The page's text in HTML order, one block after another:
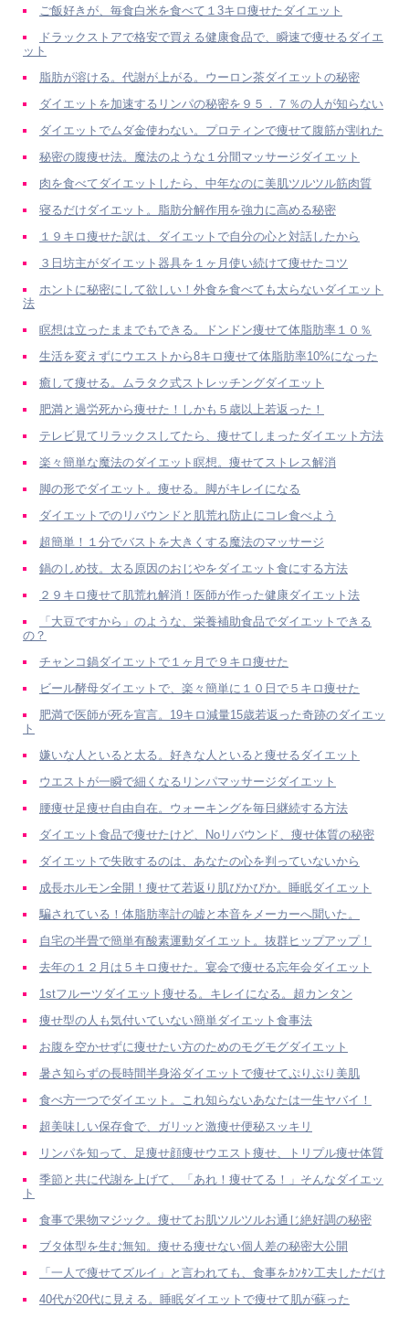
ご飯好きが、毎食白米を食べて１3キロ痩せたダイエット
ドラックストアで格安で買える健康食品で、瞬速で痩せるダイエ
ット
脂肪が溶ける。代謝が上がる。ウーロン茶ダイエットの秘密
ダイエットを加速するリンパの秘密を９５．７％の人が知らない
ダイエットでムダ金使わない。プロティンで痩せて腹筋が割れた
秘密の腹痩せ法。魔法のような１分間マッサージダイエット
肉を食べてダイエットしたら、中年なのに美肌ツルツル筋肉質
寝るだけダイエット。脂肪分解作用を強力に高める秘密
１９キロ痩せた訳は、ダイエットで自分の心と対話したから
３日坊主がダイエット器具を１ヶ月使い続けて痩せたコツ
ホントに秘密にして欲しい！外食を食べても太らないダイエット
法
瞑想は立ったままでもできる。ドンドン痩せて体脂肪率１０％
生活を変えずにウエストから8キロ痩せて体脂肪率10%になった
癒して痩せる。ムラタク式ストレッチングダイエット
肥満と過労死から痩せた！しかも５歳以上若返った！
テレビ見てリラックスしてたら、痩せてしまったダイエット方法
楽々簡単な魔法のダイエット瞑想。痩せてストレス解消
脚の形でダイエット。痩せる。脚がキレイになる
ダイエットでのリバウンドと肌荒れ防止にコレ食べよう
超簡単！１分でバストを大きくする魔法のマッサージ
鍋のしめ技。太る原因のおじやをダイエット食にする方法
２９キロ痩せて肌荒れ解消！医師が作った健康ダイエット法
「大豆ですから」のような、栄養補助食品でダイエットできる
の？
チャンコ鍋ダイエットで１ヶ月で９キロ痩せた
ビール酵母ダイエットで、楽々簡単に１０日で５キロ痩せた
肥満で医師が死を宣言。19キロ減量15歳若返った奇跡のダイエッ
ト
嫌いな人といると太る。好きな人といると痩せるダイエット
ウエストが一瞬で細くなるリンパマッサージダイエット
腰痩せ足痩せ自由自在。ウォーキングを毎日継続する方法
ダイエット食品で痩せたけど、Noリバウンド、痩せ体質の秘密
ダイエットで失敗するのは、あなたの心を判っていないから
成長ホルモン全開！痩せて若返り肌ぴかぴか。睡眠ダイエット
騙されている！体脂肪率計の嘘と本音をメーカーへ聞いた。
自宅の半畳で簡単有酸素運動ダイエット。抜群ヒップアップ！
去年の１２月は５キロ痩せた。宴会で痩せる忘年会ダイエット
1stフルーツダイエット痩せる。キレイになる。超カンタン
痩せ型の人も気付いていない簡単ダイエット食事法
お腹を空かせずに痩せたい方のためのモグモグダイエット
暑さ知らずの長時間半身浴ダイエットで痩せてぷりぷり美肌
食べ方一つでダイエット。これ知らないあなたは一生ヤバイ！
超美味しい保存食で、ガリッと激痩せ便秘スッキリ
リンパを知って、足痩せ顔痩せウエスト痩せ、トリプル痩せ体質
季節と共に代謝を上げて、「あれ！痩せてる！」そんなダイエッ
ト
食事で果物マジック。痩せてお肌ツルツルお通じ絶好調の秘密
ブタ体型を生む無知。痩せる痩せない個人差の秘密大公開
「一人で痩せてズルイ」と言われても、食事をｶﾝﾀﾝ工夫しただけ
40代が20代に見える。睡眠ダイエットで痩せて肌が蘇った